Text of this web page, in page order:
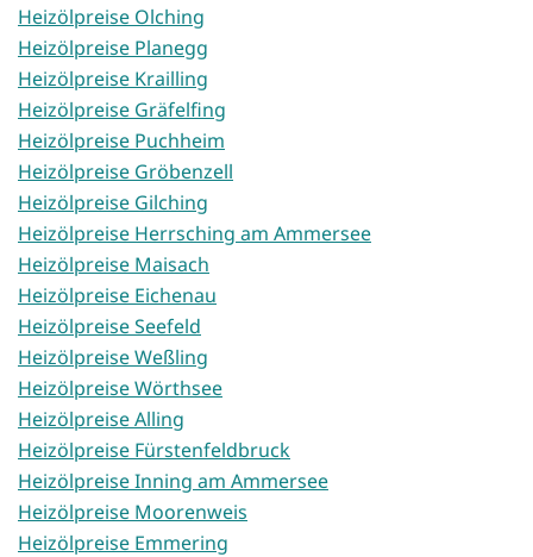
Heizölpreise Olching
Heizölpreise Planegg
Heizölpreise Krailling
Heizölpreise Gräfelfing
Heizölpreise Puchheim
Heizölpreise Gröbenzell
Heizölpreise Gilching
Heizölpreise Herrsching am Ammersee
Heizölpreise Maisach
Heizölpreise Eichenau
Heizölpreise Seefeld
Heizölpreise Weßling
Heizölpreise Wörthsee
Heizölpreise Alling
Heizölpreise Fürstenfeldbruck
Heizölpreise Inning am Ammersee
Heizölpreise Moorenweis
Heizölpreise Emmering